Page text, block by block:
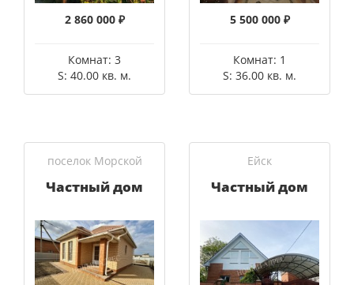
2 860 000 ₽
Комнат: 3
S: 40.00 кв. м.
5 500 000 ₽
Комнат: 1
S: 36.00 кв. м.
поселок Морской
Частный дом
Ейск
Частный дом